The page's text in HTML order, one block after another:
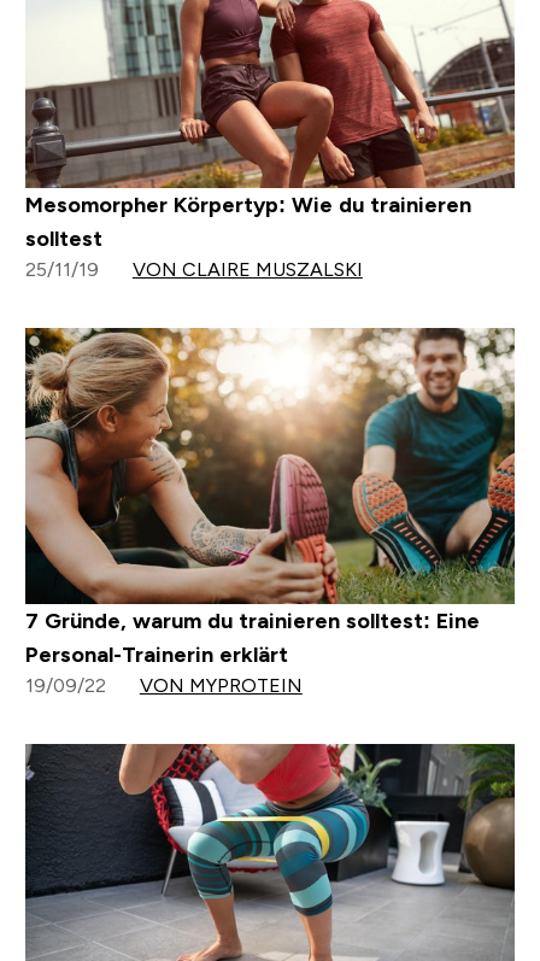
Mesomorpher Körpertyp: Wie du trainieren
solltest
25/11/19 VON CLAIRE MUSZALSKI
7 Gründe, warum du trainieren solltest: Eine
Personal-Trainerin erklärt
19/09/22 VON MYPROTEIN